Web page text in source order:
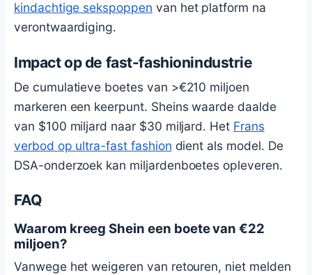
kindachtige sekspoppen van het platform na
verontwaardiging.
Impact op de fast-fashionindustrie
De cumulatieve boetes van >€210 miljoen
markeren een keerpunt. Sheins waarde daalde
van $100 miljard naar $30 miljard. Het Frans
verbod op ultra-fast fashion dient als model. De
DSA-onderzoek kan miljardenboetes opleveren.
FAQ
Waarom kreeg Shein een boete van €22
miljoen?
Vanwege het weigeren van retouren, niet melden